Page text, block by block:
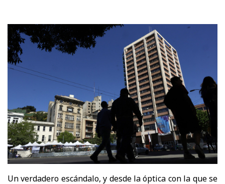
Un verdadero escándalo, y desde la óptica con la que se